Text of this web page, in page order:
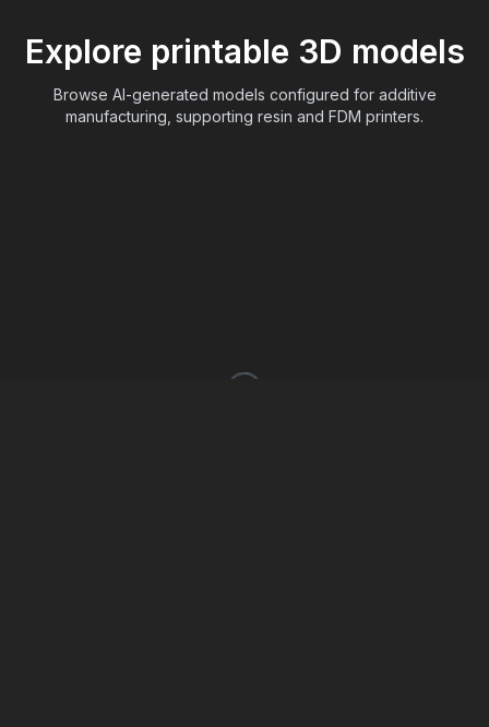
Explore printable 3D models
Browse AI-generated models configured for additive
manufacturing, supporting resin and FDM printers.